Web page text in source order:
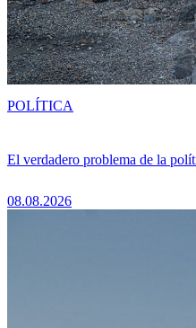
El verdadero problema de la
08.08.2026
POLÍTICA